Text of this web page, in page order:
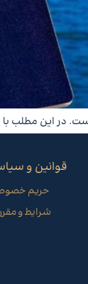
است. در این
قوانین و
حریم
شرایط و